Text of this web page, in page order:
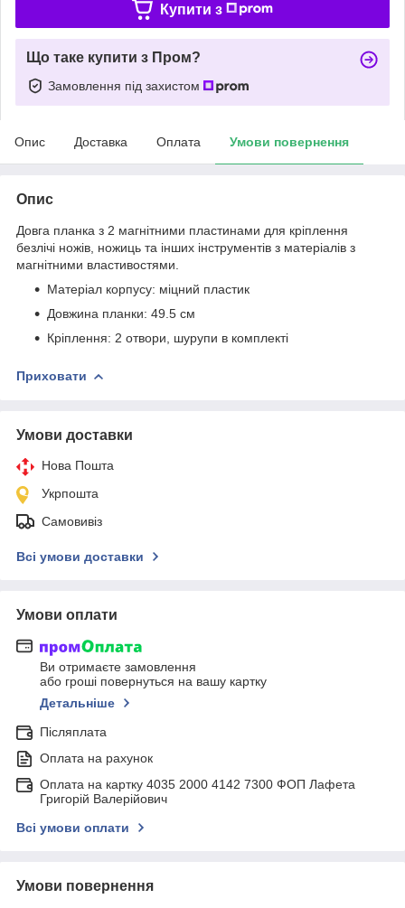
Купити з
Що таке купити з Пром?
Замовлення під захистом
Опис Доставка Оплата Умови повернення
Опис
Довга планка з 2 магнітними пластинами для кріплення
безлічі ножів, ножиць та інших інструментів з матеріалів з
магнітними властивостями.
Матеріал корпусу: міцний пластик
Довжина планки: 49.5 см
Кріплення: 2 отвори, шурупи в комплекті
Приховати
Умови доставки
Нова Пошта
Укрпошта
Самовивіз
Всі умови доставки
Умови оплати
Ви отримаєте замовлення
або гроші повернуться на вашу картку
Детальніше
Післяплата
Оплата на рахунок
Оплата на картку 4035 2000 4142 7300 ФОП Лафета
Григорій Валерійович
Всі умови оплати
Умови повернення